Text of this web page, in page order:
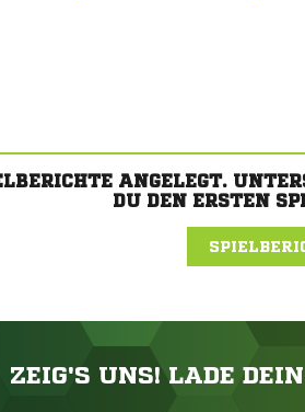
ANGELEGT.
DU DEN ERSTEN
ZEIG'S UNS! LADE